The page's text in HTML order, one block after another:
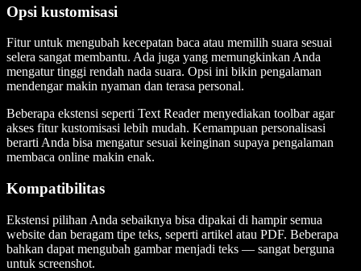
Opsi kustomisasi
Fitur untuk mengubah kecepatan baca atau memilih suara sesuai
selera sangat membantu. Ada juga yang memungkinkan Anda
mengatur tinggi rendah nada suara. Opsi ini bikin pengalaman
mendengar makin nyaman dan terasa personal.
Beberapa ekstensi seperti Text Reader menyediakan toolbar agar
akses fitur kustomisasi lebih mudah. Kemampuan personalisasi
berarti Anda bisa mengatur sesuai keinginan supaya pengalaman
membaca online makin enak.
Kompatibilitas
Ekstensi pilihan Anda sebaiknya bisa dipakai di hampir semua
website dan beragam tipe teks, seperti artikel atau PDF. Beberapa
bahkan dapat mengubah gambar menjadi teks — sangat berguna
untuk screenshot.